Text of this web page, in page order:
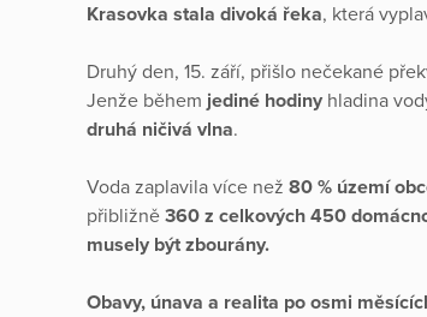
Krasovka stala divoká řeka, která
Druhý den, 15. září, přišlo nečekané
Jenže během jediné hodiny hladina
druhá ničivá vlna.
Voda zaplavila více než 80 % území
přibližně 360 z celkových 450
musely být zbourány.
Obavy, únava a realita po osmi